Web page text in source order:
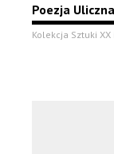
Poezja
Kolekcja Sztuki XX